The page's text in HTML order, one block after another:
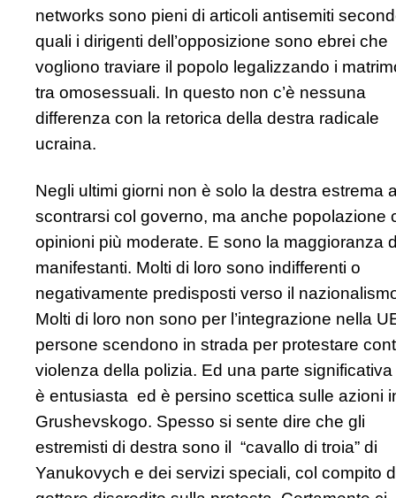
networks sono pieni di articoli antisemiti
quali i dirigenti dell’opposizione sono ebrei che
vogliono traviare il popolo legalizzando i
tra omosessuali. In questo non c’è nessuna
differenza con la retorica della destra radicale
ucraina.
Negli ultimi giorni non è solo la destra estrema
scontrarsi col governo, ma anche popolazione
opinioni più moderate. E sono la maggioranza
manifestanti. Molti di loro sono indifferenti o
negativamente predisposti verso il
Molti di loro non sono per l’integrazione nella
persone scendono in strada per protestare
violenza della polizia. Ed una parte
è entusiasta ed è persino scettica sulle azioni
Grushevskogo. Spesso si sente dire che gli
estremisti di destra sono il “cavallo di troia” di
Yanukovych e dei servizi speciali, col compito